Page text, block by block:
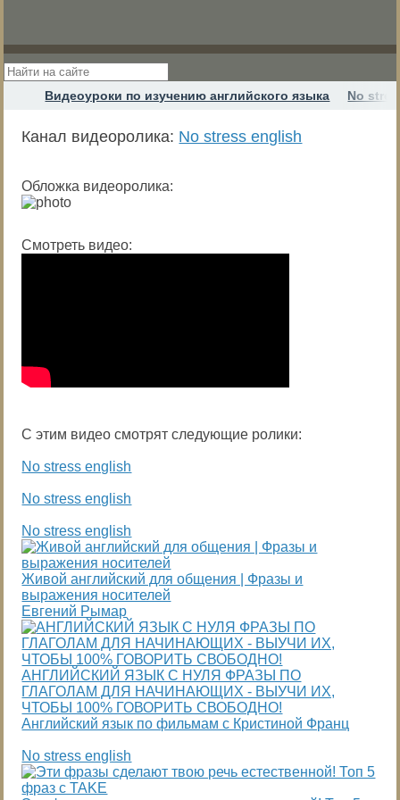
Видеоуроки по изучению английского языка No
Канал видеоролика: No stress english
Обложка видеоролика:
Смотреть видео:
С этим видео смотрят следующие ролики:
No stress english
No stress english
No stress english
Живой английский для общения | Фразы и
выражения носителей
Евгений Рымар
АНГЛИЙСКИЙ ЯЗЫК С НУЛЯ ФРАЗЫ ПО
ГЛАГОЛАМ ДЛЯ НАЧИНАЮЩИХ - ВЫУЧИ ИХ,
ЧТОБЫ 100% ГОВОРИТЬ СВОБОДНО!
Английский язык по фильмам с Кристиной Франц
No stress english